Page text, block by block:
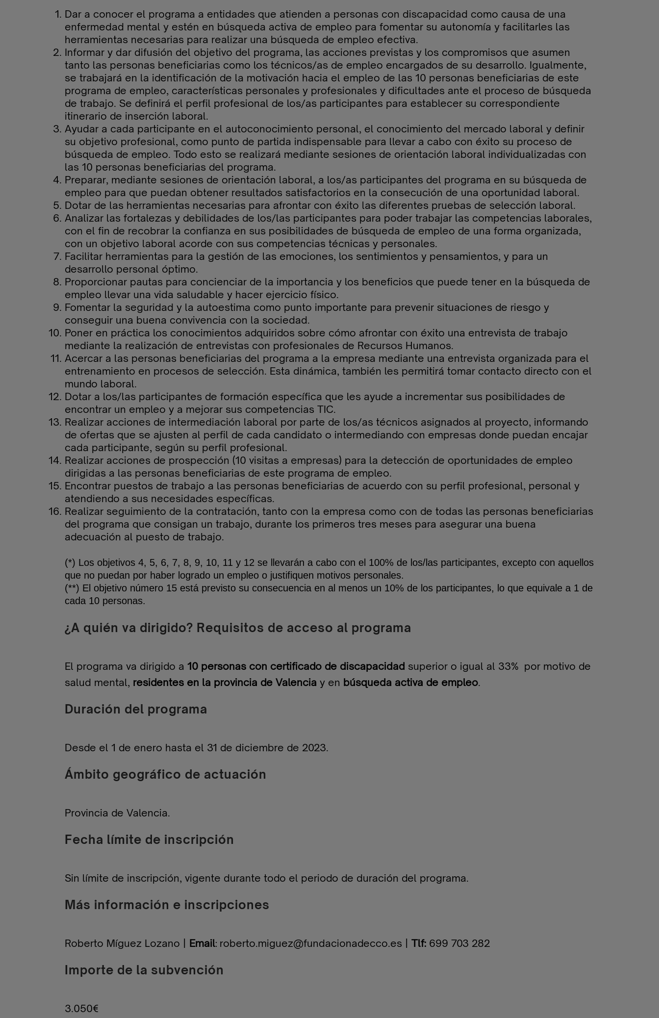
Dar a conocer el programa a entidades que atienden a personas con discapacidad como causa de una
enfermedad mental y estén en búsqueda activa de empleo para fomentar su autonomía y facilitarles las
herramientas necesarias para realizar una búsqueda de empleo efectiva.
Informar y dar difusión del objetivo del programa, las acciones previstas y los compromisos que asumen
tanto las personas beneficiarias como los técnicos/as de empleo encargados de su desarrollo. Igualmente,
se trabajará en la identificación de la motivación hacia el empleo de las 10 personas beneficiarias de este
programa de empleo, características personales y profesionales y dificultades ante el proceso de búsqueda
de trabajo. Se definirá el perfil profesional de los/as participantes para establecer su correspondiente
itinerario de inserción laboral.
Ayudar a cada participante en el autoconocimiento personal, el conocimiento del mercado laboral y definir
su objetivo profesional, como punto de partida indispensable para llevar a cabo con éxito su proceso de
búsqueda de empleo. Todo esto se realizará mediante sesiones de orientación laboral individualizadas con
las 10 personas beneficiarias del programa.
Preparar, mediante sesiones de orientación laboral, a los/as participantes del programa en su búsqueda de
empleo para que puedan obtener resultados satisfactorios en la consecución de una oportunidad laboral.
Dotar de las herramientas necesarias para afrontar con éxito las diferentes pruebas de selección laboral.
Analizar las fortalezas y debilidades de los/las participantes para poder trabajar las competencias laborales,
con el fin de recobrar la confianza en sus posibilidades de búsqueda de empleo de una forma organizada,
con un objetivo laboral acorde con sus competencias técnicas y personales.
Facilitar herramientas para la gestión de las emociones, los sentimientos y pensamientos, y para un
desarrollo personal óptimo.
Proporcionar pautas para concienciar de la importancia y los beneficios que puede tener en la búsqueda de
empleo llevar una vida saludable y hacer ejercicio físico.
Fomentar la seguridad y la autoestima como punto importante para prevenir situaciones de riesgo y
conseguir una buena convivencia con la sociedad.
Poner en práctica los conocimientos adquiridos sobre cómo afrontar con éxito una entrevista de trabajo
mediante la realización de entrevistas con profesionales de Recursos Humanos.
Acercar a las personas beneficiarias del programa a la empresa mediante una entrevista organizada para el
entrenamiento en procesos de selección. Esta dinámica, también les permitirá tomar contacto directo con el
mundo laboral.
Dotar a los/las participantes de formación específica que les ayude a incrementar sus posibilidades de
encontrar un empleo y a mejorar sus competencias TIC.
Realizar acciones de intermediación laboral por parte de los/as técnicos asignados al proyecto, informando
de ofertas que se ajusten al perfil de cada candidato o intermediando con empresas donde puedan encajar
cada participante, según su perfil profesional.
Realizar acciones de prospección (10 visitas a empresas) para la detección de oportunidades de empleo
dirigidas a las personas beneficiarias de este programa de empleo.
Encontrar puestos de trabajo a las personas beneficiarias de acuerdo con su perfil profesional, personal y
atendiendo a sus necesidades específicas.
Realizar seguimiento de la contratación, tanto con la empresa como con de todas las personas beneficiarias
del programa que consigan un trabajo, durante los primeros tres meses para asegurar una buena
adecuación al puesto de trabajo.
(*) Los objetivos 4, 5, 6, 7, 8, 9, 10, 11 y 12 se llevarán a cabo con el 100% de los/las participantes, excepto con aquellos
que no puedan por haber logrado un empleo o justifiquen motivos personales.
(**) El objetivo número 15 está previsto su consecuencia en al menos un 10% de los participantes, lo que equivale a 1 de
cada 10 personas.
¿A quién va dirigido? Requisitos de acceso al programa
El programa va dirigido a 10 personas con certificado de discapacidad superior o igual al 33% por motivo de
salud mental, residentes en la provincia de Valencia y en búsqueda activa de empleo.
Duración del programa
Desde el 1 de enero hasta el 31 de diciembre de 2023.
Ámbito geográfico de actuación
Provincia de Valencia.
Fecha límite de inscripción
Sin límite de inscripción, vigente durante todo el periodo de duración del programa.
Más información e inscripciones
Roberto Míguez Lozano | Email: roberto.miguez@fundacionadecco.es Tlf: 699 703 282
Importe de la subvención
3.050€